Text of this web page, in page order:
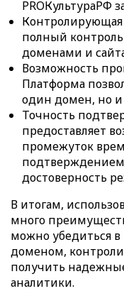
PROКультураРФ
Контролирующая
полный
доменами и
Возможность
Платформа
один домен, но
Точность
предоставляет
промежуток
достоверность
В итогам,
много
можно убедиться
доменом,
получить
аналитики.